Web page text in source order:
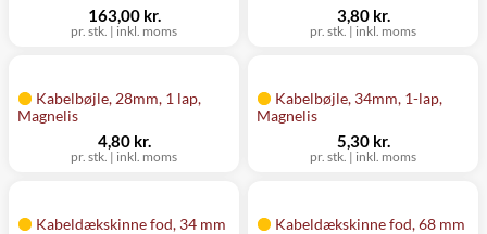
pr. stk. | inkl. moms
163,00 kr.
pr. stk. | inkl. moms
3,80 kr.
Kabelbøjle, 28mm, 1 lap,
Magnelis
pr. stk. | inkl. moms
4,80 kr.
Kabelbøjle, 34mm, 1-lap,
Magnelis
pr. stk. | inkl. moms
5,30 kr.
Kabeldækskinne fod, 34 mm Kabeldækskinne fod, 68 mm